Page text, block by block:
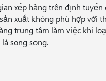
xếp hàng trên định tuyến
xuất không phù hợp với
trung tâm làm việc khi
song song.